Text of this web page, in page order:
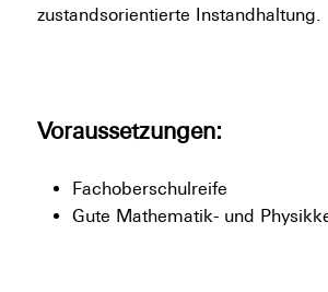
zustandsorientierte Instandhaltung.
Voraussetzungen:
Fachoberschulreife
Gute Mathematik- und